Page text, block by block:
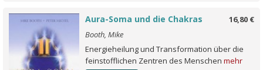
16,80 €
Aura-Soma und die Chakras
Booth, Mike
Energieheilung und Transformation über die
feinstofflichen Zentren des Menschen mehr